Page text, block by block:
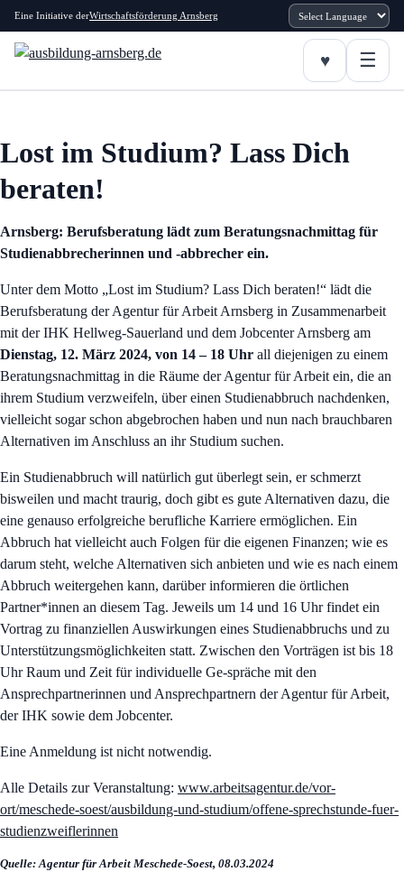
Eine Initiative derWirtschaftsförderung Arnsberg
Lost im Studium? Lass Dich
beraten!
Arnsberg: Berufsberatung lädt zum Beratungsnachmittag für
Studienabbrecherinnen und -abbrecher ein.
Unter dem Motto „Lost im Studium? Lass Dich beraten!“ lädt die
Berufsberatung der Agentur für Arbeit Arnsberg in Zusammenarbeit
mit der IHK Hellweg-Sauerland und dem Jobcenter Arnsberg am
Dienstag, 12. März 2024, von 14 – 18 Uhr all diejenigen zu einem
Beratungsnachmittag in die Räume der Agentur für Arbeit ein, die an
ihrem Studium verzweifeln, über einen Studienabbruch nachdenken,
vielleicht sogar schon abgebrochen haben und nun nach brauchbaren
Alternativen im Anschluss an ihr Studium suchen.
Ein Studienabbruch will natürlich gut überlegt sein, er schmerzt
bisweilen und macht traurig, doch gibt es gute Alternativen dazu, die
eine genauso erfolgreiche berufliche Karriere ermöglichen. Ein
Abbruch hat vielleicht auch Folgen für die eigenen Finanzen; wie es
darum steht, welche Alternativen sich anbieten und wie es nach einem
Abbruch weitergehen kann, darüber informieren die örtlichen
Partner*innen an diesem Tag. Jeweils um 14 und 16 Uhr findet ein
Vortrag zu finanziellen Auswirkungen eines Studienabbruchs und zu
Unterstützungsmöglichkeiten statt. Zwischen den Vorträgen ist bis 18
Uhr Raum und Zeit für individuelle Ge-spräche mit den
Ansprechpartnerinnen und Ansprechpartnern der Agentur für Arbeit,
der IHK sowie dem Jobcenter.
Eine Anmeldung ist nicht notwendig.
Alle Details zur Veranstaltung: www.arbeitsagentur.de/vor-
ort/meschede-soest/ausbildung-und-studium/offene-sprechstunde-fuer-
studienzweiflerinnen
Quelle: Agentur für Arbeit Meschede-Soest, 08.03.2024